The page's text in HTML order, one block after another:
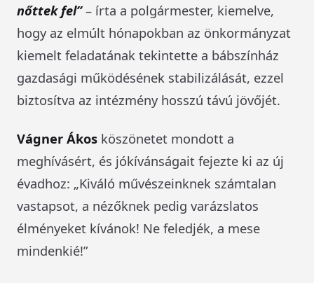
nőttek fel”– írta a polgármester, kiemelve,
hogy az elmúlt hónapokban az önkormányzat
kiemelt feladatának tekintette a bábszínház
gazdasági működésének stabilizálását, ezzel
biztosítva az intézmény hosszú távú jövőjét.
Vágner Ákos köszönetet mondott a
meghívásért, és jókívánságait fejezte ki az új
évadhoz: „Kiváló művészeinknek számtalan
vastapsot, a nézőknek pedig varázslatos
élményeket kívánok! Ne feledjék, a mese
mindenkié!”